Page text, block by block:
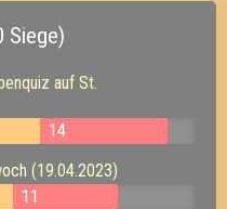
Siege)
auf St.
14
(19.04.2023)
11